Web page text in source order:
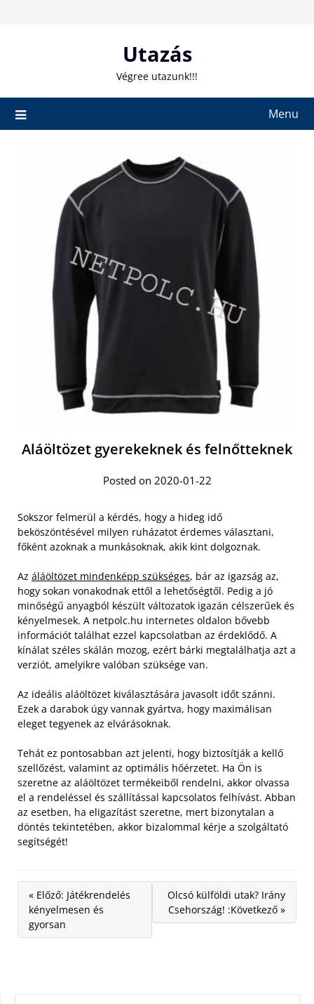
Utazás
Végree utazunk!!!
Menu
Aláöltözet gyerekeknek és felnőtteknek
Posted on 2020-01-22
Sokszor felmerül a kérdés, hogy a hideg idő
beköszöntésével milyen ruházatot érdemes választani,
főként azoknak a munkásoknak, akik kint dolgoznak.
Az áláöltözet mindenképp szükséges, bár az igazság az,
hogy sokan vonakodnak ettől a lehetőségtől. Pedig a jó
minőségű anyagból készült változatok igazán célszerűek és
kényelmesek. A netpolc.hu internetes oldalon bővebb
információt találhat ezzel kapcsolatban az érdeklődő. A
kínálat széles skálán mozog, ezért bárki megtalálhatja azt a
verziót, amelyikre valóban szüksége van.
Az ideális aláöltözet kiválasztására javasolt időt szánni.
Ezek a darabok úgy vannak gyártva, hogy maximálisan
eleget tegyenek az elvárásoknak.
Tehát ez pontosabban azt jelenti, hogy biztosítják a kellő
szellőzést, valamint az optimális hőérzetet. Ha Ön is
szeretne az aláöltözet termékeiből rendelni, akkor olvassa
el a rendeléssel és szállítással kapcsolatos felhívást. Abban
az esetben, ha eligazítást szeretne, mert bizonytalan a
döntés tekintetében, akkor bizalommal kérje a szolgáltató
segítségét!
« Előző: Játékrendelés
kényelmesen és
gyorsan
Olcsó külföldi utak? Irány
Csehország! :Következő »